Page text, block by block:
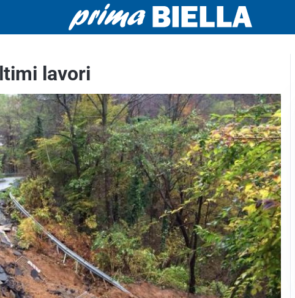
lavori